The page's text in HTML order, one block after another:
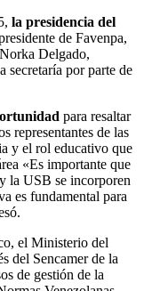
la presidencia del
de Favenpa,
Delgado,
secretaría por parte de
para resaltar
representantes de las
y el rol educativo que
«Es importante que
la USB se incorporen
es fundamental para
el Ministerio del
del Sencamer de la
de gestión de la